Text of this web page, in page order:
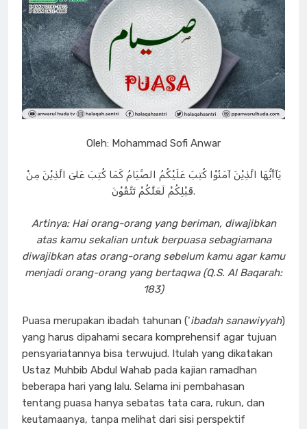
Oleh: Mohammad Sofi Anwar
يَآأَيُّهَا الَّذِيْنَ آمَنُوْا كُتِبَ عَلَيْكُمُ الصَّيَامُ كَمَا كُتِبَ عَلىَ الَّذِيْنَ مِنْ
قَبْلِكُمْ لَعَلَّكُمْ تَتَّقُوْنَ.
Artinya: Hai orang-orang yang beriman, diwajibkan
atas kamu sekalian untuk berpuasa sebagiamana
diwajibkan atas orang-orang sebelum kamu agar kamu
menjadi orang-orang yang bertaqwa (Q.S. Al Baqarah:
183)
Puasa merupakan ibadah tahunan (‘ibadah sanawiyyah)
yang harus dipahami secara komprehensif agar tujuan
pensyariatannya bisa terwujud. Itulah yang dikatakan
Ustaz Muhbib Abdul Wahab pada kajian ramadhan
beberapa hari yang lalu. Selama ini pembahasan
tentang puasa hanya sebatas tata cara, rukun, dan
keutamaanya, tanpa melihat dari sisi perspektif